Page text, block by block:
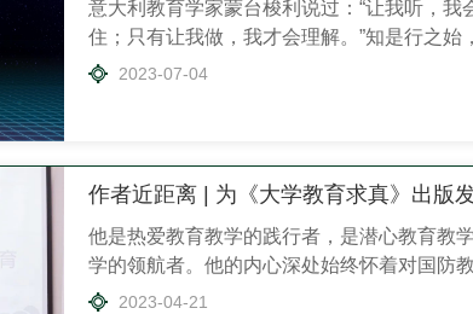
意大利教育学家蒙台梭利说过：“让我听，我
住；只有让我做，我才会理解。”知是行之始
一，以知促行，以行求知。以此为出发点，
一起谈谈建模与仿真。 ...
2023-07-04
作者近距离 | 为《大学教育求真》出版
他是热爱教育教学的践行者，是潜心教育教
学的领航者。他的内心深处始终怀着对国防
生的精力和学识都奉献给了国防教育和科研
2023-04-21